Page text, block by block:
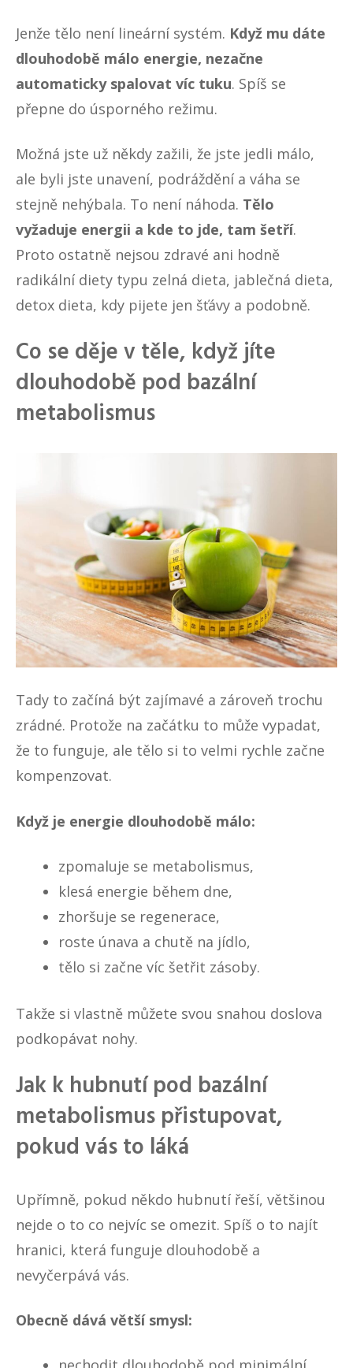
Jenže tělo není lineární systém. Když mu dáte
dlouhodobě málo energie, nezačne
automaticky spalovat víc tuku. Spíš se
přepne do úsporného režimu.
Možná jste už někdy zažili, že jste jedli málo,
ale byli jste unavení, podráždění a váha se
stejně nehýbala. To není náhoda. Tělo
vyžaduje energii a kde to jde, tam šetří.
Proto ostatně nejsou zdravé ani hodně
radikální diety typu zelná dieta, jablečná dieta,
detox dieta, kdy pijete jen šťávy a podobně.
Co se děje v těle, když jíte
dlouhodobě pod bazální
metabolismus
Tady to začíná být zajímavé a zároveň trochu
zrádné. Protože na začátku to může vypadat,
že to funguje, ale tělo si to velmi rychle začne
kompenzovat.
Když je energie dlouhodobě málo:
zpomaluje se metabolismus,
klesá energie během dne,
zhoršuje se regenerace,
roste únava a chutě na jídlo,
tělo si začne víc šetřit zásoby.
Takže si vlastně můžete svou snahou doslova
podkopávat nohy.
Jak k hubnutí pod bazální
metabolismus přistupovat,
pokud vás to láká
Upřímně, pokud někdo hubnutí řeší, většinou
nejde o to co nejvíc se omezit. Spíš o to najít
hranici, která funguje dlouhodobě a
nevyčerpává vás.
Obecně dává větší smysl: